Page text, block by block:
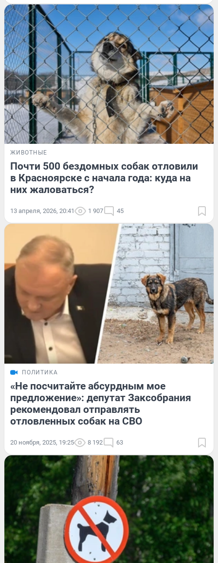
ЖИВОТНЫЕ
Почти 500 бездомных собак отловили
в Красноярске с начала года: куда на
них жаловаться?
13 апреля, 2026, 20:41 1 907 45
ПОЛИТИКА
«Не посчитайте абсурдным мое
предложение»: депутат Заксобрания
рекомендовал отправлять
отловленных собак на СВО
20 ноября, 2025, 19:25 8 192 63